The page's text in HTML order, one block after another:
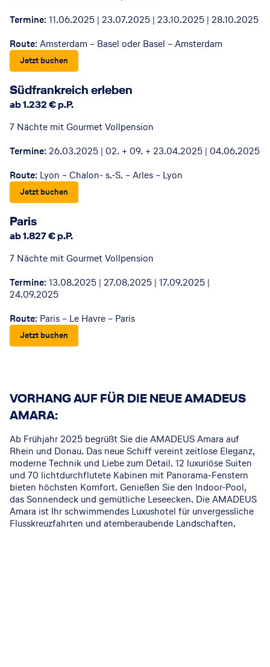
Termine: 11.06.2025 | 23.07.2025 | 23.10.2025 | 28.10.2025
Route: Amsterdam – Basel oder Basel – Amsterdam
Jetzt buchen
Südfrankreich erleben
ab 1.232 € p.P.
7 Nächte mit Gourmet Vollpension
Termine: 26.03.2025 | 02. + 09. + 23.04.2025 | 04.06.2025
Route: Lyon – Chalon- s.-S. – Arles – Lyon
Jetzt buchen
Paris
ab 1.827 € p.P.
7 Nächte mit Gourmet Vollpension
Termine: 13.08.2025 | 27.08.2025 | 17.09.2025 |
24.09.2025
Route: Paris – Le Havre – Paris
Jetzt buchen
VORHANG AUF FÜR DIE NEUE AMADEUS
AMARA:
Ab Frühjahr 2025 begrüßt Sie die AMADEUS Amara auf
Rhein und Donau. Das neue Schiff vereint zeitlose Eleganz,
moderne Technik und Liebe zum Detail. 12 luxuriöse Suiten
und 70 lichtdurchflutete Kabinen mit Panorama-Fenstern
bieten höchsten Komfort. Genießen Sie den Indoor-Pool,
das Sonnendeck und gemütliche Leseecken. Die AMADEUS
Amara ist Ihr schwimmendes Luxushotel für unvergessliche
Flusskreuzfahrten und atemberaubende Landschaften.